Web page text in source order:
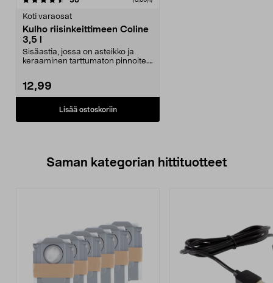
Koti varaosat
Kulho riisinkeittimeen Coline
3,5 l
Sisäastia, jossa on asteikko ja
keraaminen tarttumaton pinnoite.
12,99
Lisää ostoskoriin
Saman kategorian hittituotteet